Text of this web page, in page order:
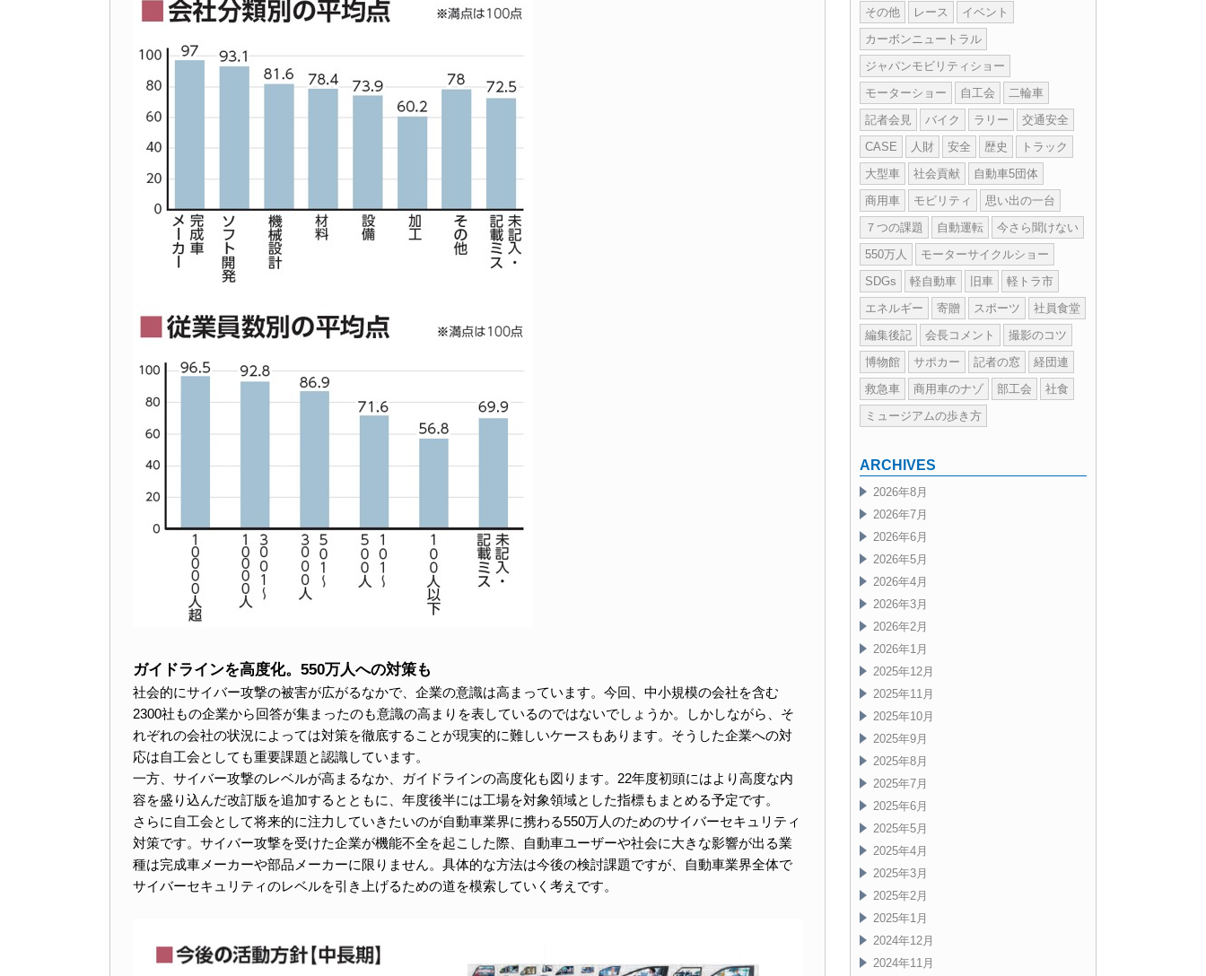
ガイドラインを高度化。550万人への対策も
社会的にサイバー攻撃の被害が広がるなかで、企業の意識は高まっています。今回、中小規模の会社を含む
2300社もの企業から回答が集まったのも意識の高まりを表しているのではないでしょうか。しかしながら、そ
れぞれの会社の状況によっては対策を徹底することが現実的に難しいケースもあります。そうした企業への対
応は自工会としても重要課題と認識しています。
一方、サイバー攻撃のレベルが高まるなか、ガイドラインの高度化も図ります。22年度初頭にはより高度な内
容を盛り込んだ改訂版を追加するとともに、年度後半には工場を対象領域とした指標もまとめる予定です。
さらに自工会として将来的に注力していきたいのが自動車業界に携わる550万人のためのサイバーセキュリティ
対策です。サイバー攻撃を受けた企業が機能不全を起こした際、自動車ユーザーや社会に大きな影響が出る業
種は完成車メーカーや部品メーカーに限りません。具体的な方法は今後の検討課題ですが、自動車業界全体で
サイバーセキュリティのレベルを引き上げるための道を模索していく考えです。
その他
レース
イベント
カーボンニュートラル
ジャパンモビリティショー
モーターショー
自工会
二輪車
記者会見
バイク ラリー
交通安全
CASE
人財 安全 歴史
トラック
大型車
社会貢献
自動車5団体
商用車
モビリティ
思い出の一台
７つの課題
自動運転
今さら聞けない
550万人
モーターサイクルショー
SDGs
軽自動車 旧車
軽トラ市
エネルギー
寄贈 スポーツ
社員食堂
編集後記
会長コメント
撮影のコツ
博物館
サポカー 記者の窓
経団連
救急車
商用車のナゾ 部工会
社食
ミュージアムの歩き方
ARCHIVES
2026年8月
2026年7月
2026年6月
2026年5月
2026年4月
2026年3月
2026年2月
2026年1月
2025年12月
2025年11月
2025年10月
2025年9月
2025年8月
2025年7月
2025年6月
2025年5月
2025年4月
2025年3月
2025年2月
2025年1月
2024年12月
2024年11月